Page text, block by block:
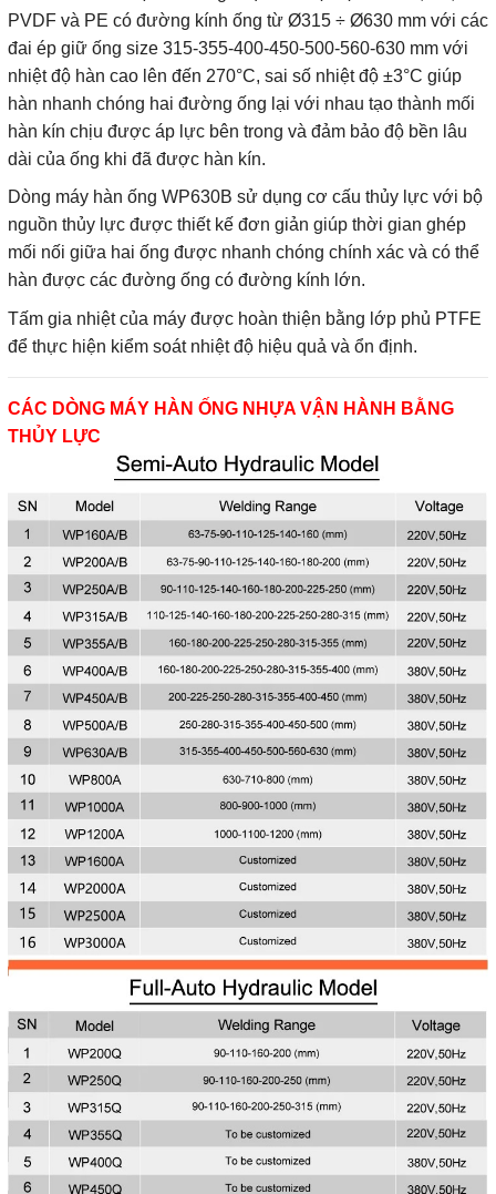
PVDF và PE có đường kính ống từ Ø315 ÷ Ø630 mm với các
đai ép giữ ống size 315-355-400-450-500-560-630 mm với
nhiệt độ hàn cao lên đến 270°C, sai số nhiệt độ ±3°C giúp
hàn nhanh chóng hai đường ống lại với nhau tạo thành mối
hàn kín chịu được áp lực bên trong và đảm bảo độ bền lâu
dài của ống khi đã được hàn kín.
Dòng máy hàn ống WP630B sử dụng cơ cấu thủy lực với bộ
nguồn thủy lực được thiết kế đơn giản giúp thời gian ghép
mối nối giữa hai ống được nhanh chóng chính xác và có thể
hàn được các đường ống có đường kính lớn.
Tấm gia nhiệt của máy được hoàn thiện bằng lớp phủ PTFE
để thực hiện kiểm soát nhiệt độ hiệu quả và ổn định.
CÁC DÒNG MÁY HÀN ỐNG NHỰA VẬN HÀNH BẰNG
THỦY LỰC